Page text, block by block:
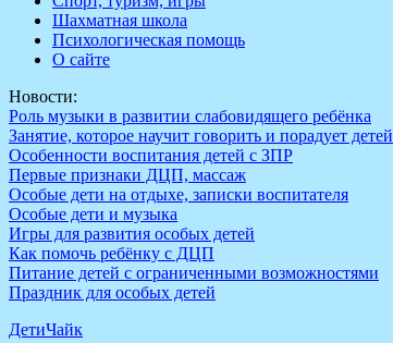
Шахматная школа
Психологическая помощь
О сайте
Новости:
Роль музыки в развитии слабовидящего ребёнка
Занятие, которое научит говорить и порадует детей
Особенности воспитания детей с ЗПР
Первые признаки ДЦП, массаж
Особые дети на отдыхе, записки воспитателя
Особые дети и музыка
Игры для развития особых детей
Как помочь ребёнку с ДЦП
Питание детей с ограниченными возможностями
Праздник для особых детей
ДетиЧайк